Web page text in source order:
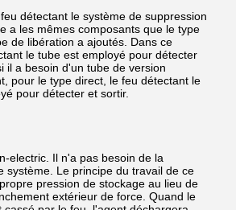
détectant le système de suppression
a les mêmes composants que le type
de libération a ajoutés. Dans ce
le tube est employé pour détecter
il a besoin d'un tube de version
pour le type direct, le feu détectant le
pour détecter et sortir.
electric. Il n'a pas besoin de la
système. Le principe du travail de ce
pression de stockage au lieu de
extérieur de force. Quand le